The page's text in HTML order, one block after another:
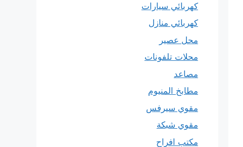
كهربائي سيارات
كهربائي منازل
محل عصير
محلات تلفونات
مصاعد
مطابخ المنيوم
مقوي سيرفس
مقوي شبكة
مكتب افراح